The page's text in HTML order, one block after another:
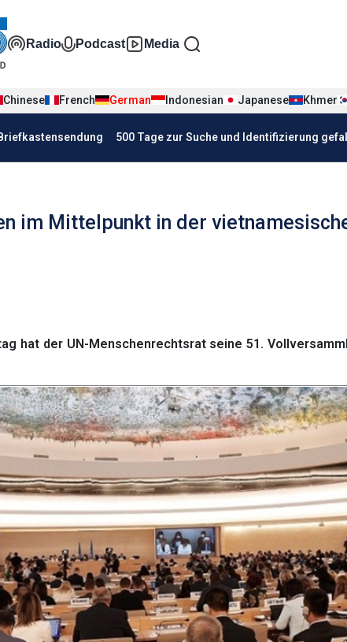
Đa phương tiện tiếng Đức
Radio Podcast Media
Chinese French German Indonesian Japanese Khmer
Đức 500 Tage zur Suche und Identifizierung
im Mittelpunkt in der
hat der UN-Menschenrechtsrat seine 51.